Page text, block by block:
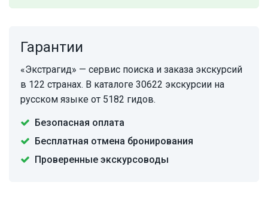
Гарантии
«Экстрагид» — сервис поиска и заказа экскурсий
в 122 странах. В каталоге 30622 экскурсии на
русском языке от 5182 гидов.
Безопасная оплата
Бесплатная отмена бронирования
Проверенные экскурсоводы